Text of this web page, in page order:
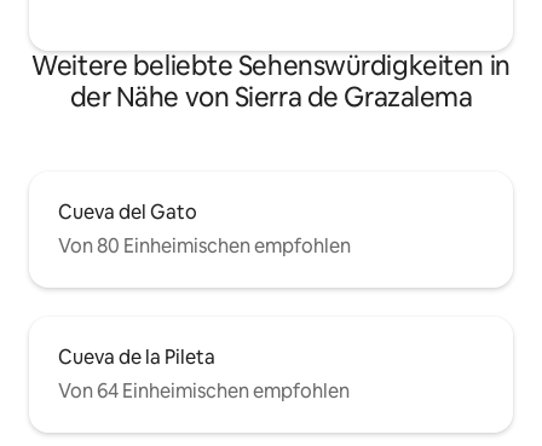
Weitere beliebte Sehenswürdigkeiten in
der Nähe von Sierra de Grazalema
Cueva del Gato
Von 80 Einheimischen empfohlen
Cueva de la Pileta
Von 64 Einheimischen empfohlen